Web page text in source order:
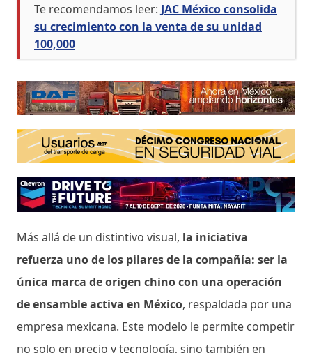
Te recomendamos leer: JAC México consolida
su crecimiento con la venta de su unidad
100,000
Más allá de un distintivo visual, la iniciativa
refuerza uno de los pilares de la compañía: ser la
única marca de origen chino con una operación
de ensamble activa en México, respaldada por una
empresa mexicana. Este modelo le permite competir
no solo en precio y tecnología, sino también en